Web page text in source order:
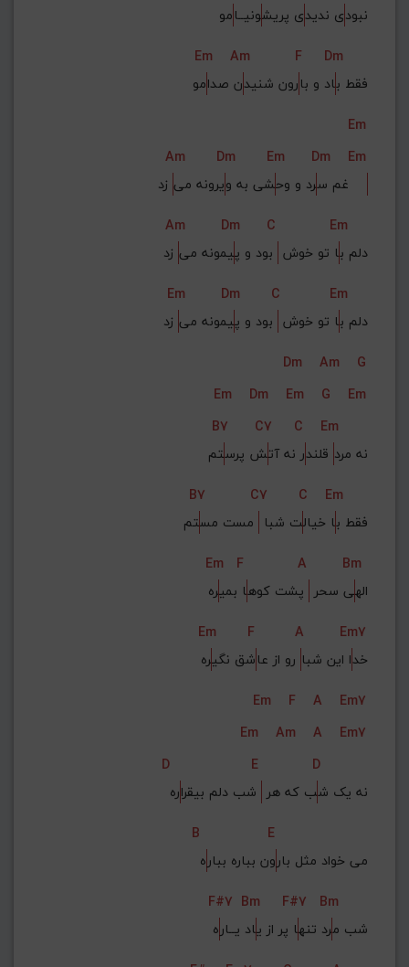
نبودی ندیدی پریشونیــامو
Em
Am F
Dm
فقط باد و بارون شنیدن صدامو
Em
Am
Dm Em Dm
Em
غم سرد و وحشی به ویرونه می
Am
Dm C
Em
دلم با تو خوش بود و پیمونه می زد
Em
Dm C
Em
دلم با تو خوش بود و پیمونه می زد
Dm
Am
G
Em
Dm Em G
Em
B7
C7 C
Em
نه مرد قلندر نه آتش پرستم
B7
C7 C
Em
فقط با خیالت شبا مست مستم
Em
F A
Bm
الهی سحر پشت کوها بمیره
Em
F A
Em7
خدا این شبا رو از عاشق نگیره
Em
F A
Em7
Em
Am A
Em7
D
E
D
نه یک شب که هر شب دلم بیقراره
B
E
می خواد مثل بارون بباره بباره
F#7 Bm F#7
Bm
شب مرد تنها پر از یاد یــاره